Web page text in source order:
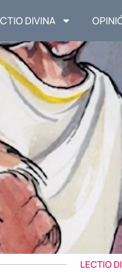
DIVINA
LECTIO